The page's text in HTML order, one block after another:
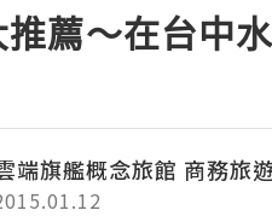
薦～在台中
端旗艦概念旅館 商務旅